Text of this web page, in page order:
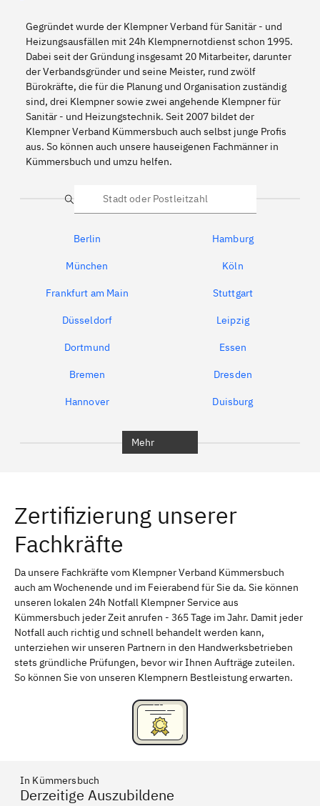
Gegründet wurde der Klempner Verband für Sanitär - und
Heizungsausfällen mit 24h Klempnernotdienst schon 1995.
Dabei seit der Gründung insgesamt 20 Mitarbeiter, darunter
der Verbandsgründer und seine Meister, rund zwölf
Bürokräfte, die für die Planung und Organisation zuständig
sind, drei Klempner sowie zwei angehende Klempner für
Sanitär - und Heizungstechnik. Seit 2007 bildet der
Klempner Verband Kümmersbuch auch selbst junge Profis
aus. So können auch unsere hauseigenen Fachmänner in
Kümmersbuch und umzu helfen.
Suche
Berlin Hamburg
München Köln
Frankfurt am Main Stuttgart
Düsseldorf Leipzig
Dortmund Essen
Bremen Dresden
Hannover Duisburg
Erlangen Bamberg
Bayreuth
Schweinfurt Passau
Freising Rudelsdorf, Mittelfranken
Mehr
Zertifizierung unserer
Fachkräfte
Da unsere Fachkräfte vom Klempner Verband Kümmersbuch
auch am Wochenende und im Feierabend für Sie da. Sie können
unseren lokalen 24h Notfall Klempner Service aus
Kümmersbuch jeder Zeit anrufen - 365 Tage im Jahr. Damit jeder
Notfall auch richtig und schnell behandelt werden kann,
unterziehen wir unseren Partnern in den Handwerksbetrieben
stets gründliche Prüfungen, bevor wir Ihnen Aufträge zuteilen.
So können Sie von unseren Klempnern Bestleistung erwarten.
In Kümmersbuch
Derzeitige Auszubildene